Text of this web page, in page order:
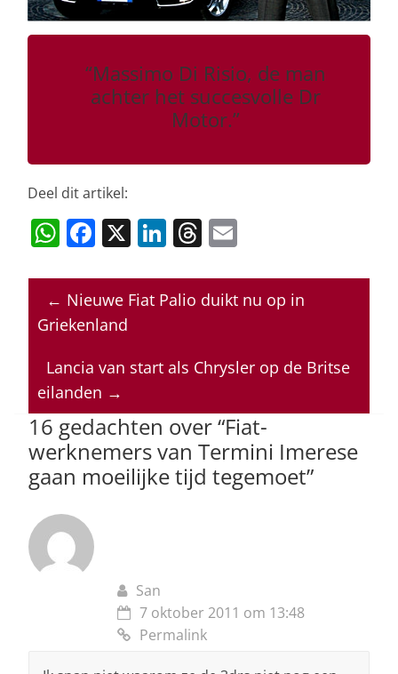
“Massimo Di Risio, de man
achter het succesvolle Dr
Motor.”
Deel dit artikel:
W
at
s
p
p
F
c
e
o
o
k
X Li
k
e
n
T
re
a
s
ai
l
← Nieuwe Fiat Palio duikt nu op in
Griekenland
Lancia van start als Chrysler op de Britse
eilanden →
16 gedachten over “Fiat-
werknemers van Termini Imerese
gaan moeilijke tijd tegemoet”
San
7 oktober 2011 om 13:48
Permalink